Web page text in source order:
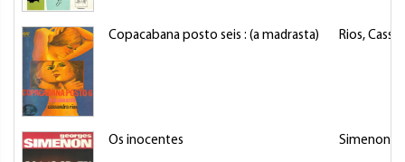
Copacabana posto seis : (a madrasta) Rios,
Os inocentes Simenon,